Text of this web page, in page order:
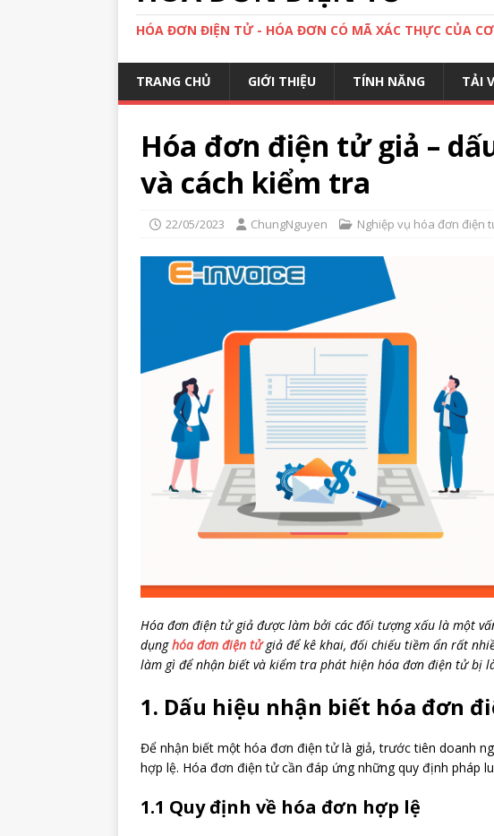
HÓA ĐƠN ĐIỆN TỬ - HÓA ĐƠN CÓ MÃ XÁC THỰC CỦA
TRANG CHỦ GIỚI THIỆU TÍNH NĂNG TẢI
Hóa đơn điện tử giả –
và cách kiểm tra
22/05/2023 ChungNguyen Nghiệp vụ hóa đơn điện
Hóa đơn điện tử giả được làm bởi các đối tượng xấu là một
dụnghóa đơn điện tửgiả để kê khai, đối chiếu tiềm ẩn rất
làm gì để nhận biết và kiểm tra phát hiện hóa đơn điện tử bị
1. Dấu hiệu nhận biết hóa đơn
Để nhận biết một hóa đơn điện tử là giả, trước tiên doanh
hợp lệ. Hóa đơn điện tử cần đáp ứng những quy định pháp
1.1 Quy định về hóa đơn hợp lệ